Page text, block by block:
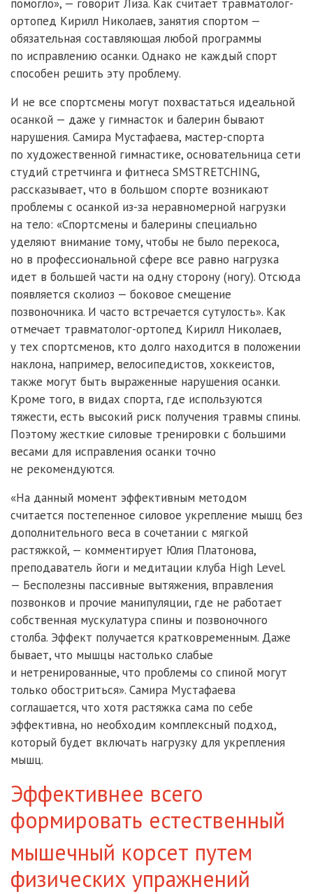
помогло», — говорит Лиза. Как считает травматолог-
ортопед Кирилл Николаев, занятия спортом —
обязательная составляющая любой программы
по исправлению осанки. Однако не каждый спорт
способен решить эту проблему.
И не все спортсмены могут похвастаться идеальной
осанкой — даже у гимнасток и балерин бывают
нарушения. Самира Мустафаева, мастер-спорта
по художественной гимнастике, основательница сети
студий стретчинга и фитнеса SMSTRETCHING,
рассказывает, что в большом спорте возникают
проблемы с осанкой из-за неравномерной нагрузки
на тело: «Спортсмены и балерины специально
уделяют внимание тому, чтобы не было перекоса,
но в профессиональной сфере все равно нагрузка
идет в большей части на одну сторону (ногу). Отсюда
появляется сколиоз — боковое смещение
позвоночника. И часто встречается сутулость». Как
отмечает травматолог-ортопед Кирилл Николаев,
у тех спортсменов, кто долго находится в положении
наклона, например, велосипедистов, хоккеистов,
также могут быть выраженные нарушения осанки.
Кроме того, в видах спорта, где используются
тяжести, есть высокий риск получения травмы спины.
Поэтому жесткие силовые тренировки с большими
весами для исправления осанки точно
не рекомендуются.
«На данный момент эффективным методом
считается постепенное силовое укрепление мышц без
дополнительного веса в сочетании с мягкой
растяжкой, — комментирует Юлия Платонова,
преподаватель йоги и медитации клуба High Level.
— Бесполезны пассивные вытяжения, вправления
позвонков и прочие манипуляции, где не работает
собственная мускулатура спины и позвоночного
столба. Эффект получается кратковременным. Даже
бывает, что мышцы настолько слабые
и нетренированные, что проблемы со спиной могут
только обостриться». Самира Мустафаева
соглашается, что хотя растяжка сама по себе
эффективна, но необходим комплексный подход,
который будет включать нагрузку для укрепления
мышц.
Эффективнее всего
формировать естественный
мышечный корсет путем
физических упражнений